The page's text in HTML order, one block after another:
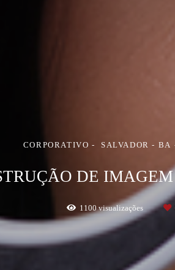
CORPORATIVO SALVADOR - BA
DE
1100visualizações